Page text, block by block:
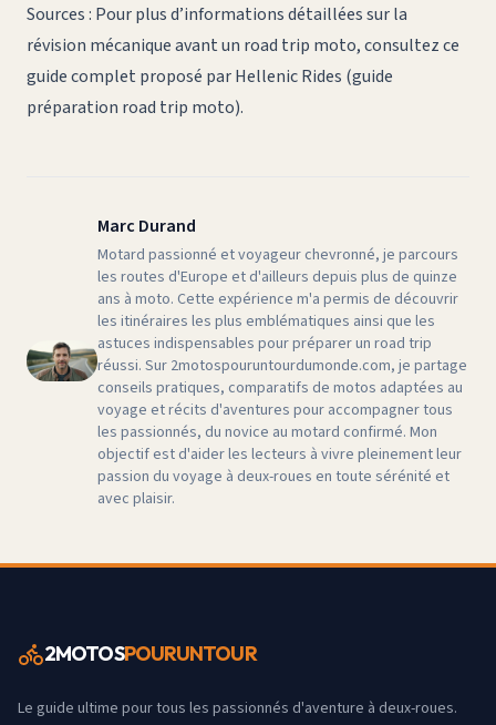
Sources: Pour plus d’informations détaillées sur la
révision mécanique avant un road trip moto, consultez ce
guide complet proposé par Hellenic Rides (guide
préparation road trip moto).
Marc Durand
Motard passionné et voyageur chevronné, je parcours
les routes d'Europe et d'ailleurs depuis plus de quinze
ans à moto. Cette expérience m'a permis de découvrir
les itinéraires les plus emblématiques ainsi que les
astuces indispensables pour préparer un road trip
réussi. Sur 2motospouruntourdumonde.com, je partage
conseils pratiques, comparatifs de motos adaptées au
voyage et récits d'aventures pour accompagner tous
les passionnés, du novice au motard confirmé. Mon
objectif est d'aider les lecteurs à vivre pleinement leur
passion du voyage à deux-roues en toute sérénité et
avec plaisir.
2MOTOSPOURUNTOUR
Le guide ultime pour tous les passionnés d'aventure à deux-roues.